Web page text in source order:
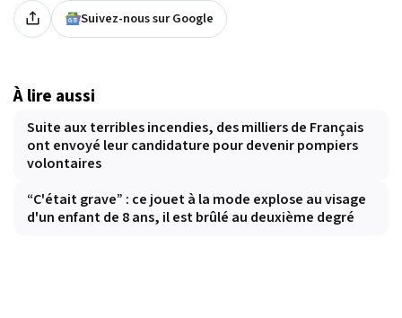
Suivez-nous sur Google
À lire aussi
Suite aux terribles incendies, des milliers de Français
ont envoyé leur candidature pour devenir pompiers
volontaires
“C'était grave” : ce jouet à la mode explose au visage
d'un enfant de 8 ans, il est brûlé au deuxième degré